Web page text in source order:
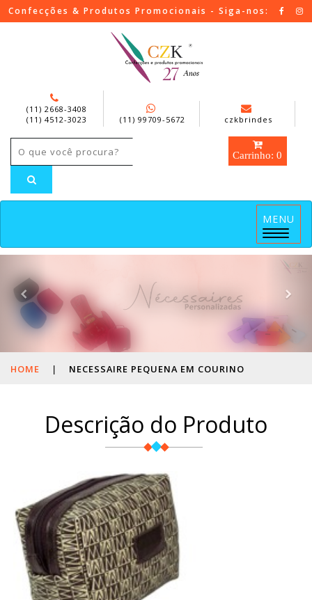
Confecções & Produtos Promocionais - Siga-nos:
(11) 2668-3408
(11) 4512-3023
(11) 99709-5672 czkbrindes
Carrinho: 0
MENU
Menu
HOME | NECESSAIRE PEQUENA EM COURINO
Descrição do Produto